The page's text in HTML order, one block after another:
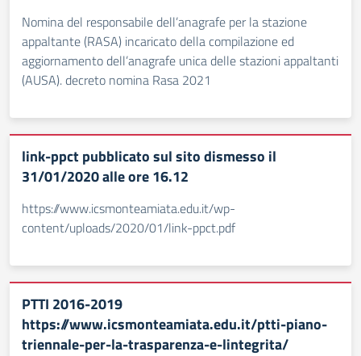
Nomina del responsabile dell’anagrafe per la stazione
appaltante (RASA) incaricato della compilazione ed
aggiornamento dell’anagrafe unica delle stazioni appaltanti
(AUSA). decreto nomina Rasa 2021
link-ppct pubblicato sul sito dismesso il
31/01/2020 alle ore 16.12
https://www.icsmonteamiata.edu.it/wp-
content/uploads/2020/01/link-ppct.pdf
PTTI 2016-2019
https://www.icsmonteamiata.edu.it/ptti-piano-
triennale-per-la-trasparenza-e-lintegrita/